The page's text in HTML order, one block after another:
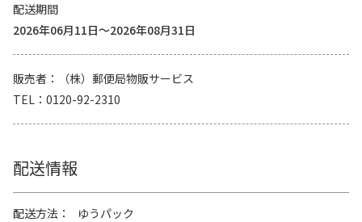
配送期間
2026年06月11日～2026年08月31日
販売者
（株）郵便局物販サービス
TEL
0120-92-2310
配送情報
配送方法
ゆうパック